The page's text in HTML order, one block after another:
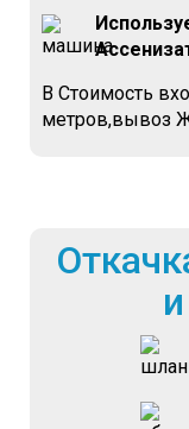
В Стоимость
метров,вывоз